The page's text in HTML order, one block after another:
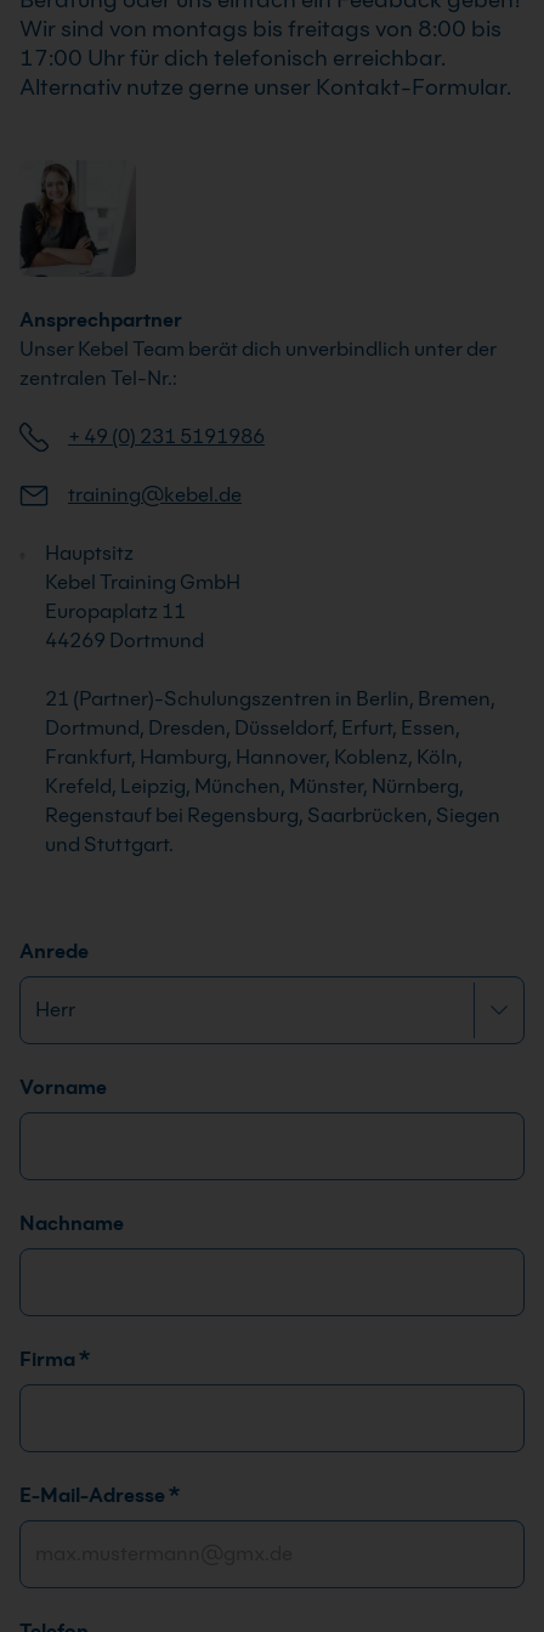
Wir sind von montags bis freitags von 8:00 bis
17:00 Uhr für dich telefonisch erreichbar.
Alternativ nutze gerne unser Kontakt-Formular.
Ansprechpartner
Unser Kebel Team berät dich unverbindlich unter der
zentralen Tel-Nr.:
+ 49 (0) 231 5191986
training@kebel.de
Hauptsitz
Kebel Training GmbH
Europaplatz 11
44269 Dortmund
21 (Partner)-Schulungszentren in Berlin, Bremen,
Dortmund, Dresden, Düsseldorf, Erfurt, Essen,
Frankfurt, Hamburg, Hannover, Koblenz, Köln,
Krefeld, Leipzig, München, Münster, Nürnberg,
Regenstauf bei Regensburg, Saarbrücken, Siegen
und Stuttgart.
Anrede
Name*
Vorname
Nachname
Firma *
E-Mail-Adresse *